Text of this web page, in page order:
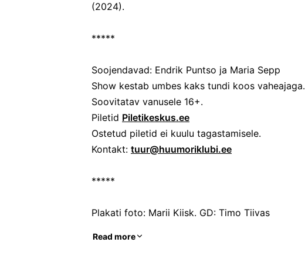
(2024).
*****
Soojendavad: Endrik Puntso ja Maria Sepp
Show kestab umbes kaks tundi koos vaheajaga.
Soovitatav vanusele 16+.
Piletid Piletikeskus.ee
Ostetud piletid ei kuulu tagastamisele.
Kontakt: tuur@huumoriklubi.ee
*****
Plakati foto: Marii Kiisk. GD: Timo Tiivas
Read more